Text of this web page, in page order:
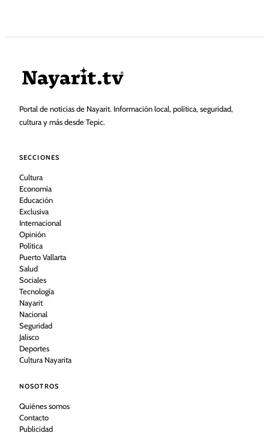
Portal de noticias de Nayarit. Información local, política, seguridad,
cultura y más desde Tepic.
SECCIONES
Cultura
Economía
Educación
Exclusiva
Internacional
Opinión
Política
Puerto Vallarta
Salud
Sociales
Tecnología
Nayarit
Nacional
Seguridad
Jalisco
Deportes
Cultura Nayarita
NOSOTROS
Quiénes somos
Contacto
Publicidad